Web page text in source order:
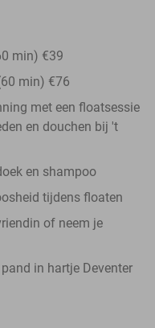
min) €39
min) €76
met een floatsessie
en douchen bij 't
en shampoo
tijdens floaten
of neem je
in hartje Deventer